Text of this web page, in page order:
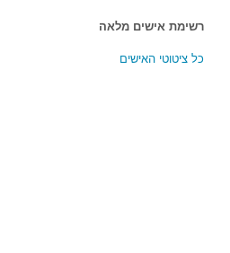
רשימת אישים מלאה
כל ציטוטי האישים